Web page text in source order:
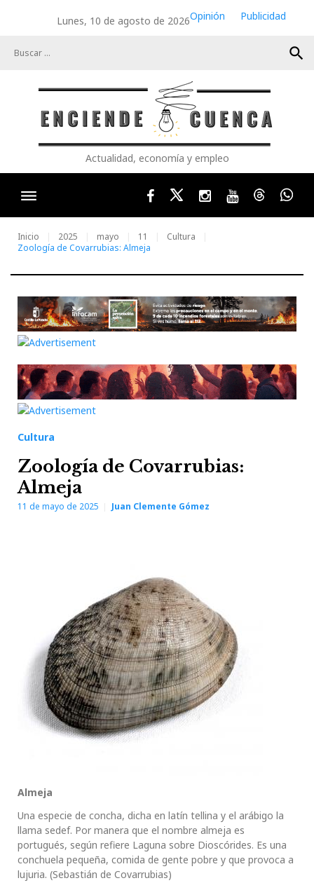
Lunes, 10 de agosto de 2026Opinión
Publicidad
search
Actualidad, economía y empleo
FacebookTwitterInstagram
YoutubeThreads
Inicio 2025 mayo 11
Cultura
Zoología de Covarrubias: Almeja
Cultura
Zoología de Covarrubias:
Almeja
11 de mayo de 2025 Juan Clemente Gómez
Almeja
Una especie de concha, dicha en latín tellina y el arábigo la
llama sedef. Por manera que el nombre almeja es
portugués, según refiere Laguna sobre Dioscórides. Es una
conchuela pequeña, comida de gente pobre y que provoca a
lujuria. (Sebastián de Covarrubias)